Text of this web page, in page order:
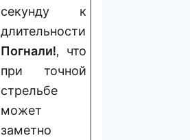
секунду к
длительности
Погнали!, что
при точной
стрельбе
может
заметно